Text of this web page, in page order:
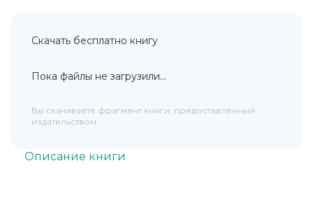
Описание книги
Скачать бесплатно книгу
Пока файлы не загрузили...
Вы скачиваете фрагмент книги, предоставленный
издательством